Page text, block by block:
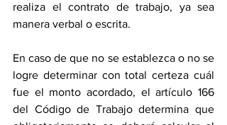
realiza el contrato de trabajo, ya sea
manera verbal o escrita.
En caso de que no se establezca o no se
logre determinar con total certeza cuál
fue el monto acordado, el artículo 166
del Código de Trabajo determina que